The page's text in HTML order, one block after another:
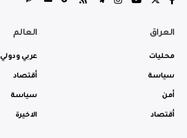
العراق
محليات
سياسة
أمن
أقتصاد
العالم
عربي ودولي
أقتصاد
سياسة
الاخيرة